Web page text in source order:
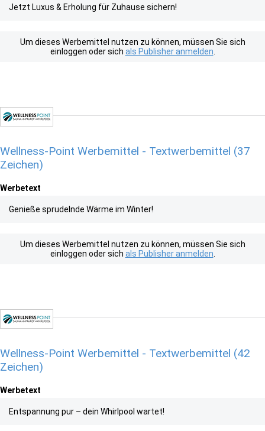
Jetzt Luxus & Erholung für Zuhause sichern!
Um dieses Werbemittel nutzen zu können, müssen Sie sich
einloggen oder sich als Publisher anmelden
Wellness-Point Werbemittel - Textwerbemittel (37
Zeichen)
Werbetext
Genieße sprudelnde Wärme im Winter!
Um dieses Werbemittel nutzen zu können, müssen Sie sich
einloggen oder sich als Publisher anmelden
Wellness-Point Werbemittel - Textwerbemittel (42
Zeichen)
Werbetext
Entspannung pur – dein Whirlpool wartet!